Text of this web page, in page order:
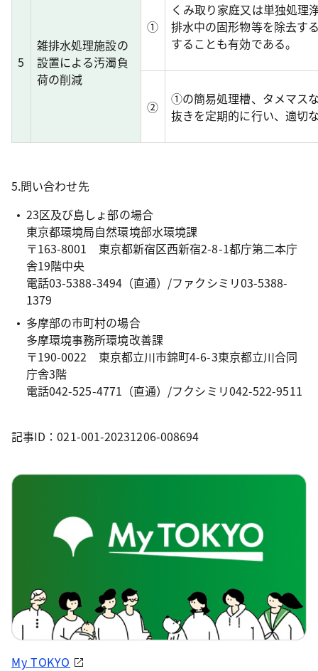
5
雑排水処理施設の
設置による汚濁負
荷の削減
①
くみ取り家庭又は単独処理
排水中の固形物等を除去す
することも有効である。
②
①の簡易処理槽、タメマス
抜きを定期的に行い、適切
5.問い合わせ先
23区及び島しょ部の場合
東京都環境局自然環境部水環境課
〒163-8001 東京都新宿区西新宿2-8-1都庁第二本庁
舎19階中央
電話03-5388-3494（直通）/ファクシミリ03-5388-
1379
多摩部の市町村の場合
多摩環境事務所環境改善課
〒190-0022 東京都立川市錦町4-6-3東京都立川合同
庁舎3階
電話042-525-4771（直通）/フクシミリ042-522-9511
記事ID：021-001-20231206-008694
My TOKYO